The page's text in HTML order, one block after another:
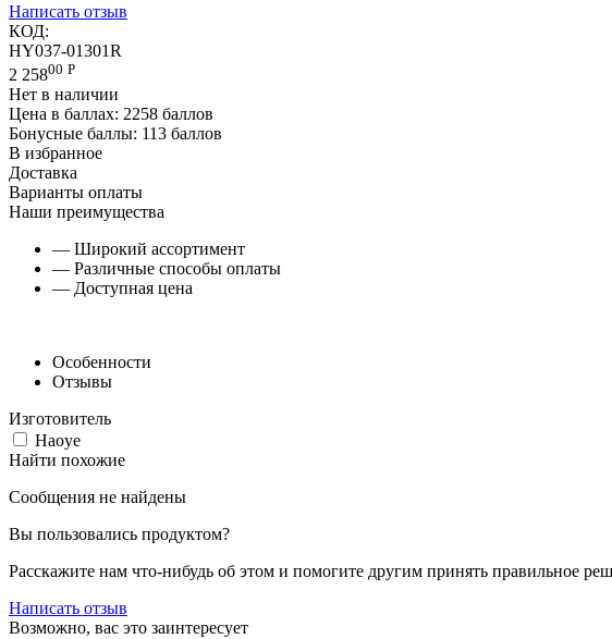
Написать отзыв
КОД:
HY037-01301R
2 25800 Р
Нет в наличии
Цена в баллах: 2258 баллов
Бонусные баллы: 113 баллов
В избранное
Доставка
Варианты оплаты
Наши преимущества
— Широкий ассортимент
— Различные способы оплаты
— Доступная цена
Особенности
Отзывы
Изготовитель
Haoye
Найти похожие
Сообщения не найдены
Вы пользовались продуктом?
Расскажите нам что-нибудь об этом и помогите другим принять правильное
Написать отзыв
Возможно, вас это заинтересует